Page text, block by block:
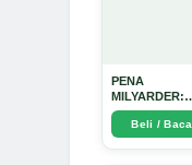
PENA
MILYARDER:
Kisah,
Sukses, dan
Panduan
Beli / Baca